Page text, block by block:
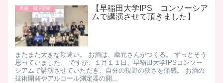
黒瀬 講演実績
【早稲田大学IPS コンソーシア
ムで講演させて頂きました】
またまた大きな勘違い。 お酒は、蔵元さんがつくる。 ずっとそう
思っていました。 ですが、１月１１日、早稲田大学IPSコンソー
シアムで講演させていただき、自分の視野の狭さを痛感。 お酒の
技術開発やアルコール測定器の開...